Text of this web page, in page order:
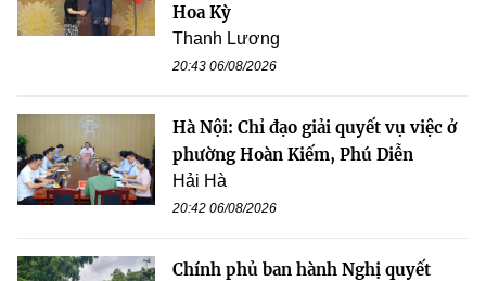
Hoa Kỳ
Thanh Lương
20:43 06/08/2026
Hà Nội: Chỉ đạo giải quyết vụ việc ở
phường Hoàn Kiếm, Phú Diễn
Hải Hà
20:42 06/08/2026
Chính phủ ban hành Nghị quyết